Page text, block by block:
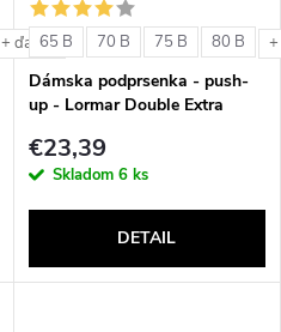
+ ďalšie65 B 70 B 75 B 80 B
Dámska podprsenka - push-
up - Lormar Double Extra
€23,39
Skladom 6 ks
DETAIL